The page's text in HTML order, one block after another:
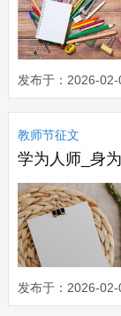
发布于：2026-02-
教师节征文
学为人师_身为
发布于：2026-02-